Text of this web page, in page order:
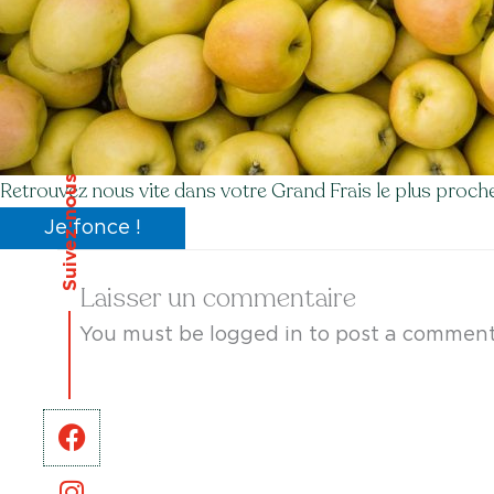
Retrouvez nous vite dans votre Grand Frais le plus
Je fonce !
Laisser un commentaire
You must be logged in to post a
Suivez-nous
Facebook
Instagram
Linkedin